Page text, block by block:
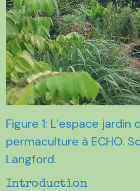
Figure 1: L’espace jardin
permaculture à ECHO.
Langford.
Introduction